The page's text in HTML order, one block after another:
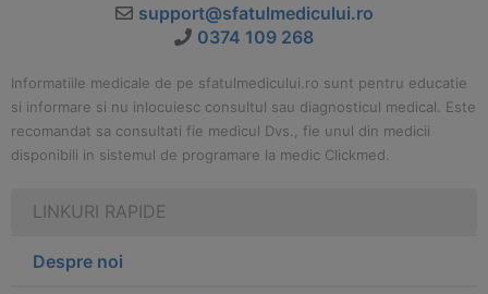
support@sfatulmedicului.ro
0374 109 268
Informatiile medicale de pe sfatulmedicului.ro sunt pentru educatie
si informare si nu inlocuiesc consultul sau diagnosticul medical. Este
recomandat sa consultati fie medicul Dvs., fie unul din medicii
disponibili in sistemul de programare la medic Clickmed.
LINKURI RAPIDE
Despre noi